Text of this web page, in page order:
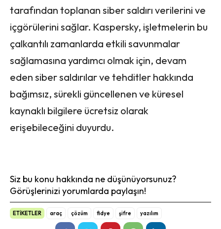
tarafından toplanan siber saldırı verilerini ve
içgörülerini sağlar. Kaspersky, işletmelerin bu
çalkantılı zamanlarda etkili savunmalar
sağlamasına yardımcı olmak için, devam
eden siber saldırılar ve tehditler hakkında
bağımsız, sürekli güncellenen ve küresel
kaynaklı bilgilere ücretsiz olarak
erişebileceğini duyurdu.
Siz bu konu hakkında ne düşünüyorsunuz?
Görüşlerinizi yorumlarda paylaşın!
ETİKETLER araç çözüm fidye şifre yazılım